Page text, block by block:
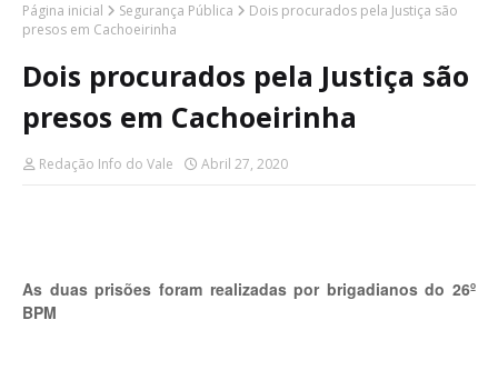
Página inicial Segurança Pública
Dois procurados pela Justiça são
presos em Cachoeirinha
Dois procurados pela Justiça são
presos em Cachoeirinha
Redação Info do Vale Abril 27, 2020
As duas prisões foram realizadas por brigadianos do 26º
BPM